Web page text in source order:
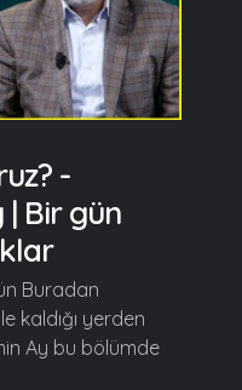
-
| Bir gün
Buradan
kaldığı yerden
Ay bu bölümde